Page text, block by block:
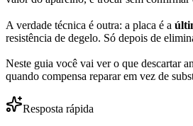
A verdade técnica é outra: a placa é a
resistência de degelo. Só depois de
Neste guia você vai ver o que descartar
quando compensa reparar em vez de
Resposta rápida